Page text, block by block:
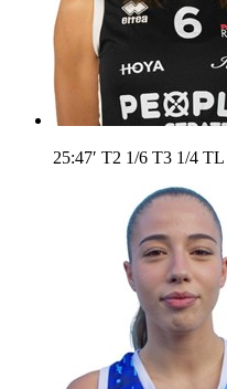
25:47′ T2 1/6 T3 1/4 TL